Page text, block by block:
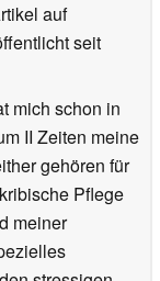
auf
seit
mich schon in
II Zeiten meine
gehören für
Pflege
meiner